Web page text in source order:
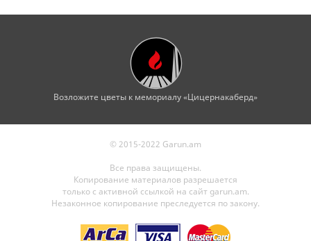
Возложите цветы к мемориалу «Цицернакаберд»
© 2015-2022 Garun.am
Все права защищены.
Копирование материалов разрешается
только с активной ссылкой на сайт garun.am.
Незаконное копирование преследуется по закону.